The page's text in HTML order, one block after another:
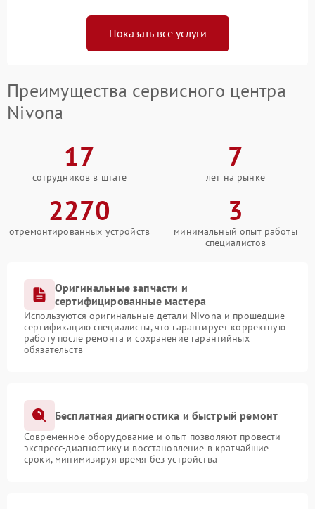
Показать все услуги
Преимущества сервисного центра
Nivona
17
сотрудников в штате
7
лет на рынке
2270
отремонтированных устройств
3
минимальный опыт работы
специалистов
Оригинальные запчасти и
сертифицированные мастера
Используются оригинальные детали Nivona и прошедшие
сертификацию специалисты, что гарантирует корректную
работу после ремонта и сохранение гарантийных
обязательств
Бесплатная диагностика и быстрый ремонт
Современное оборудование и опыт позволяют провести
экспресс-диагностику и восстановление в кратчайшие
сроки, минимизируя время без устройства